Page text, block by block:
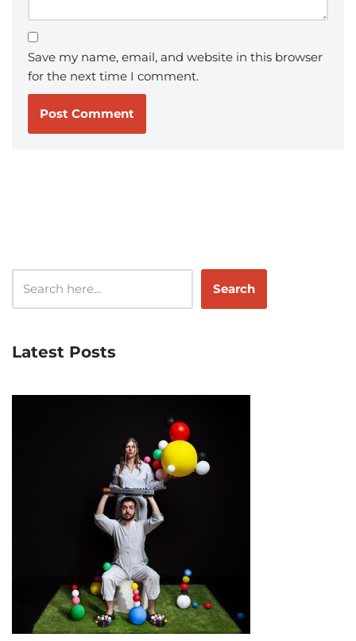
Save my name, email, and website in this browser
for the next time I comment.
Search
Latest Posts